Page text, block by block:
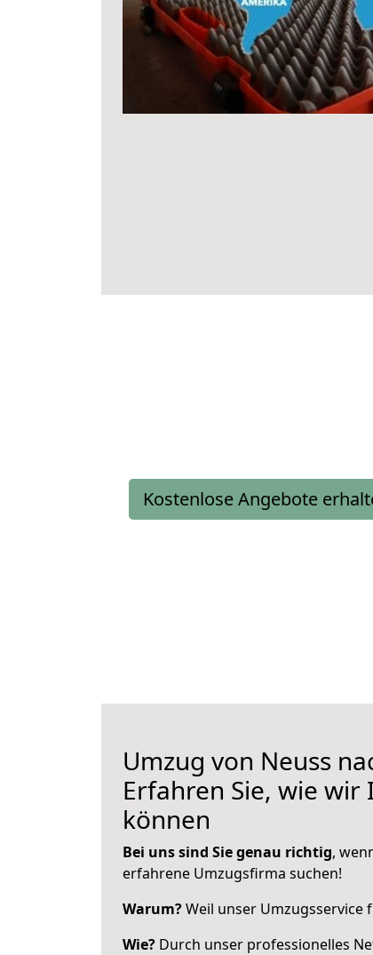
Kostenlose Angebote
Umzug von Neuss
Erfahren Sie, wie wir
können
Bei uns sind Sie genau richtig,
erfahrene Umzugsfirma suchen!
Warum?Weil unser Umzugsservice
Wie? Durch unser professionelles